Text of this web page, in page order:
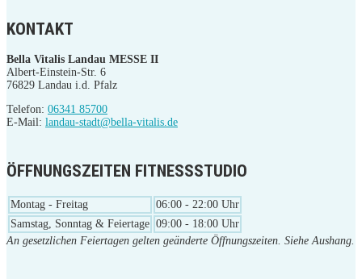
KONTAKT
Bella Vitalis Landau MESSE II
Albert-Einstein-Str. 6
76829 Landau i.d. Pfalz
Telefon: 06341 85700
E-Mail: landau-stadt@bella-vitalis.de
ÖFFNUNGSZEITEN FITNESSSTUDIO
Montag - Freitag
06:00 - 22:00 Uhr
Samstag, Sonntag & Feiertage 09:00 - 18:00 Uhr
An gesetzlichen Feiertagen gelten geänderte Öffnungszeiten. Siehe Aushang.